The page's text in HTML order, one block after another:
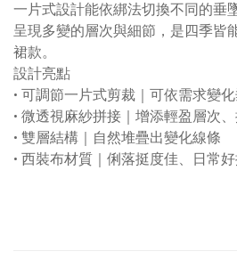
一片式設計能依綁法切換不同的垂
呈現多變的層次與細節， 是四季皆
裙款。
設計亮點
• 可調節一片式剪裁 ｜ 可依需求變化
• 微透視麻紗拼接 ｜ 增添輕盈層次、
• 雙層結構 ｜ 自然堆疊出變化線條
• 西裝布材質 ｜ 俐落挺度佳、 日常好